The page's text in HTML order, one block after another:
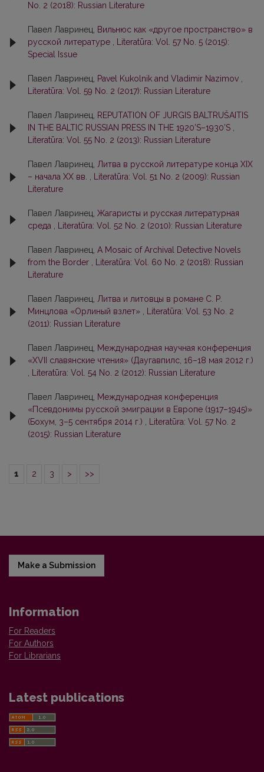
No. 2 (2018): Russian Literature
Павел Лавринец,
Вильнюс как «другое пространство» в
русской литературе
Literatūra: Vol. 57 No. 5 (2015):
Special Issue
Павел Лавринец, Pavel Kukolnik and Vladimir Nazimov
Literatūra: Vol. 59 No. 2 (2017): Russian Literature
Павел Лавринец,
REPUTATION OF JURGIS BALTRUŠAITIS
IN THE BALTIC RUSSIAN PRESS IN THE 1920’S–1930’S
Literatūra: Vol. 55 No. 2 (2013): Russian Literature
Павел Лавринец, Литва в русской литературе конца XIX
– начала ХХ вв.
Literatūra: Vol. 51 No. 2 (2009): Russian
Literature
Павел Лавринец, Жагаристы и русская литературная
среда
Literatūra: Vol. 52 No. 2 (2010): Russian Literature
Павел Лавринец, A Mosaic of Archival Detective Novels
from the Border
Literatūra: Vol. 60 No. 2 (2018): Russian
Literature
Павел Лавринец, Литва и литовцы в романе С. Р.
Минцлова «Орлиный взлет»
Literatūra: Vol. 53 No. 2
(2011): Russian Literature
Павел Лавринец,
Международная научная конференция
«ХVII славянские чтения» (Даугавпилс, 16–18 мая 2012 г.)
Literatūra: Vol. 54 No. 2 (2012): Russian Literature
Павел Лавринец,
Международная конференция
«Псевдонимы русской эмиграции в Европе (1917–1945)»
(Бохум, 3–5 сентября 2014 г.)
Literatūra: Vol. 57 No. 2
(2015): Russian Literature
1 2 3 > >>
Make a Submission
Information
For Readers
For Authors
For Librarians
Latest publications